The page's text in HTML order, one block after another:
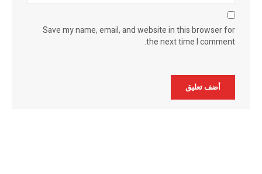
Save my name, email, and website in this browser for
the next time I comment.